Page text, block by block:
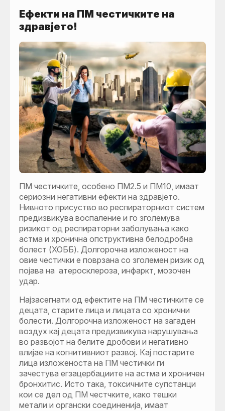
Ефекти на ПМ честичките на
здравјето!
ПМ честичките, особено ПМ2.5 и ПМ10, имаат
сериозни негативни ефекти на здравјето.
Нивното присуство во респираторниот систем
предизвикува воспаление и го зголемува
ризикот од респираторни заболувања како
астма и хронична опструктивна белодробна
болест (ХОББ). Долгорочна изложеност на
овие честички е поврзана со зголемен ризик од
појава на атеросклероза, инфаркт, мозочен
удар.
Најзасегнати од ефектите на ПМ честичките се
децата, старите лица и лицата со хронични
болести. Долгорочна изложеност на загаден
воздух кај децата предизвикува нарушувања
во развојот на белите дробови и негативно
влијае на когнитивниот развој. Кај постарите
лица изложеноста на ПМ честички ги
зачестува егзацербациите на астма и хроничен
бронхитис. Исто така, токсичните супстанци
кои се дел од ПМ честчките, како тешки
метали и органски соединенија, имаат